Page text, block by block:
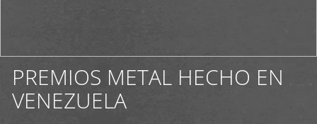
PREMIOS METAL HECHO EN
VENEZUELA